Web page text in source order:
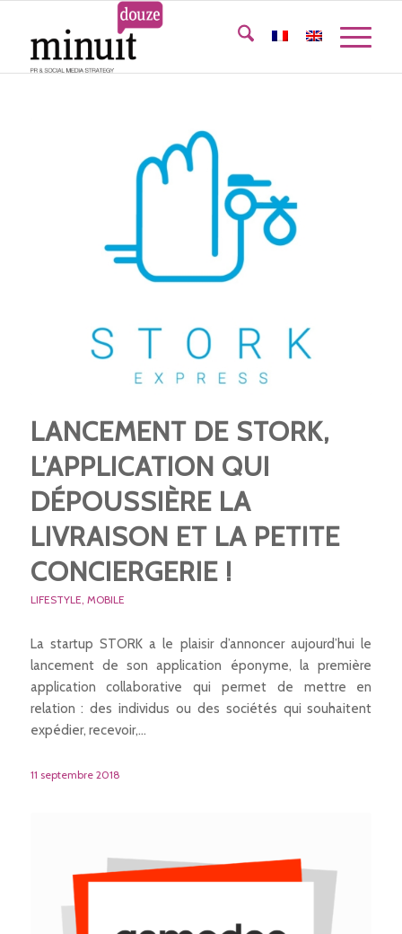
LANCEMENT DE STORK,
L’APPLICATION QUI
DÉPOUSSIÈRE LA
LIVRAISON ET LA PETITE
CONCIERGERIE !
LIFESTYLE MOBILE
La startup STORK a le plaisir d’annoncer aujourd’hui le
lancement de son application éponyme, la première
application collaborative qui permet de mettre en
relation : des individus ou des sociétés qui souhaitent
expédier, recevoir,…
11 septembre 2018